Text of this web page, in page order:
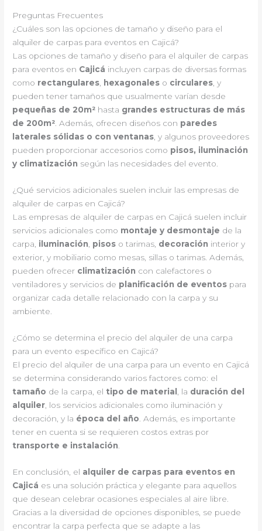
Preguntas Frecuentes
¿Cuáles son las opciones de tamaño y diseño para el
alquiler de carpas para eventos en Cajicá?
Las opciones de tamaño y diseño para el alquiler de carpas
para eventos en Cajicá incluyen carpas de diversas formas
como rectangulares, hexagonales o circulares, y
pueden tener tamaños que usualmente varían desde
pequeñas de 20m² hasta grandes estructuras de más
de 200m². Además, ofrecen diseños con paredes
laterales sólidas o con ventanas, y algunos proveedores
pueden proporcionar accesorios como pisos, iluminación
y climatización según las necesidades del evento.
¿Qué servicios adicionales suelen incluir las empresas de
alquiler de carpas en Cajicá?
Las empresas de alquiler de carpas en Cajicá suelen incluir
servicios adicionales como montaje y desmontaje de la
carpa, iluminación pisos o tarimas, decoración interior y
exterior, y mobiliario como mesas, sillas o tarimas. Además,
pueden ofrecer climatización con calefactores o
ventiladores y servicios de planificación de eventos para
organizar cada detalle relacionado con la carpa y su
ambiente.
¿Cómo se determina el precio del alquiler de una carpa
para un evento específico en Cajicá?
El precio del alquiler de una carpa para un evento en Cajicá
se determina considerando varios factores como: el
tamaño de la carpa, el tipo de material , la duración del
alquiler , los servicios adicionales como iluminación y
decoración, y la época del año . Además, es importante
tener en cuenta si se requieren costos extras por
transporte e instalación
En conclusión, el alquiler de carpas para eventos en
Cajicá es una solución práctica y elegante para aquellos
que desean celebrar ocasiones especiales al aire libre.
Gracias a la diversidad de opciones disponibles, se puede
encontrar la carpa perfecta que se adapte a las